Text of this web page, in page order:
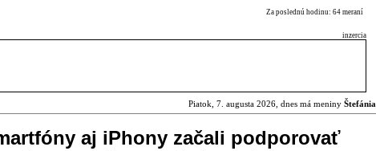
Za poslednú hodinu: 64 meraní
inzercia
Piatok, 7. augusta 2026, dnes má meniny Štefánia
aj iPhony začali podporovať